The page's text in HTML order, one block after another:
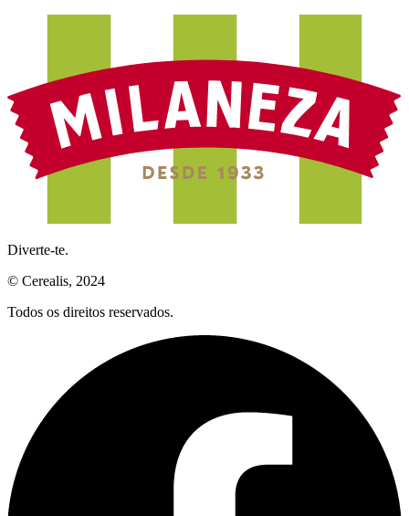
Diverte-te.
© Cerealis, 2024
Todos os direitos reservados.